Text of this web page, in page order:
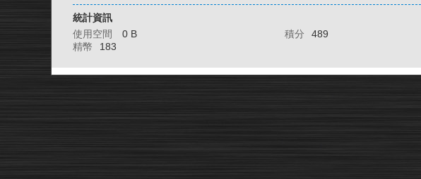
統計資訊
使用空間
0 B 積分 489
精幣
183